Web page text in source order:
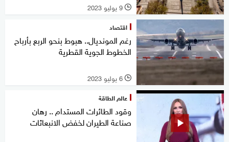
l 9 يوليو 2023
اقتصاد
رغم المونديال.. هبوط بنحو الربع بأرباح
الخطوط الجوية القطرية
l 6 يوليو 2023
عالم الطاقة
وقود الطائرات المستدام .. رهان
صناعة الطيران لخفض الانبعاثات